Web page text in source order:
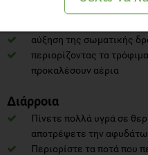
χρησιμοποιώντας
αύξηση της σωματικής
περιορίζοντας τα
προκαλέσουν αέρια
Διάρροια
Πίνετε πολλά υγρά σε
αποτρέψετε την
Περιορίστε τα ποτά που